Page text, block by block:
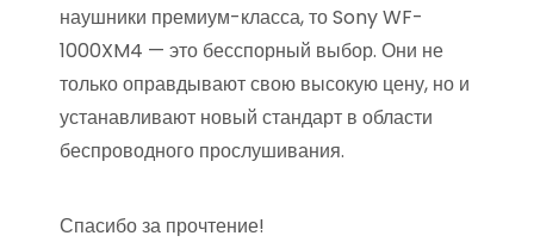
наушники премиум-класса, то Sony WF-
1000XM4 — это бесспорный выбор. Они не
только оправдывают свою высокую цену, но и
устанавливают новый стандарт в области
беспроводного прослушивания.
Спасибо за прочтение!